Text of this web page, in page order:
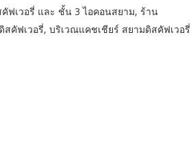
ฟเวอรี่ และ ชั้น 3 ไอคอนสยาม, ร้าน
คัฟเวอรี่, บริเวณแคชเชียร์ สยามดิสคัฟเวอรี่